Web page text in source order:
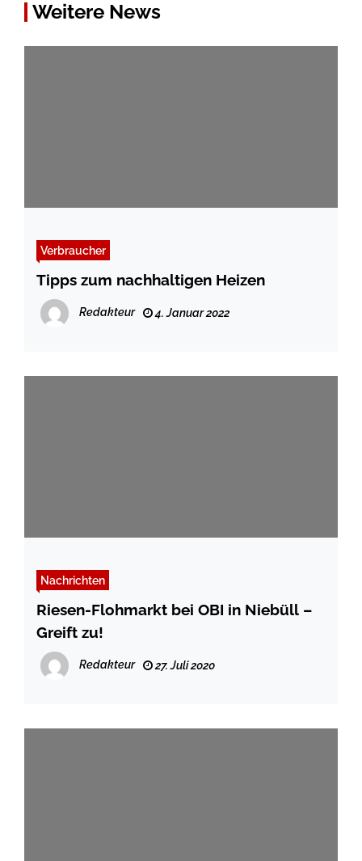
Weitere News
Verbraucher
Tipps zum nachhaltigen Heizen
Redakteur 4. Januar 2022
Nachrichten
Riesen-Flohmarkt bei OBI in Niebüll –
Greift zu!
Redakteur 27. Juli 2020